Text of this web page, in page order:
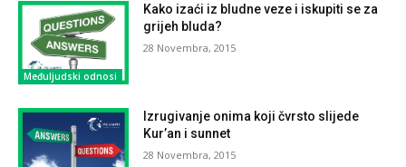
Međuljudski odnosi
Kako izaći iz bludne veze i iskupiti se za
grijeh bluda?
28 Novembra, 2015
Izrugivanje onima koji čvrsto slijede
Kur’an i sunnet
28 Novembra, 2015